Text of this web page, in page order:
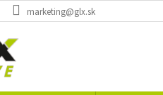
marketing@glx.sk